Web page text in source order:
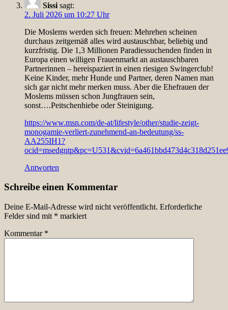
Sissi sagt:
2. Juli 2026 um 10:27 Uhr
Die Moslems werden sich freuen: Mehrehen scheinen
durchaus zeitgemäß alles wird austauschbar, beliebig und
kurzfristig. Die 1,3 Millionen Paradiessuchenden finden in
Europa einen willigen Frauenmarkt an austauschbaren
Partnerinnen – hereispaziert in einen riesigen Swingerclub!
Keine Kinder, mehr Hunde und Partner, deren Namen man
sich gar nicht mehr merken muss. Aber die Ehefrauen der
Moslems müssen schon Jungfrauen sein,
sonst….Peitschenhiebe oder Steinigung.
https://www.msn.com/de-at/lifestyle/other/studie-zeigt-
monogamie-verliert-zunehmend-an-bedeutung/ss-
AA255IH1?
Antworten
Schreibe einen Kommentar
Deine E-Mail-Adresse wird nicht veröffentlicht. Erforderliche
Felder sind mit * markiert
Kommentar *